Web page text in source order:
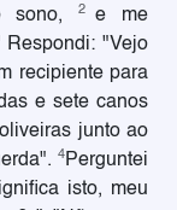
sono,
2
e me
Respondi: "Vejo
recipiente para
e sete canos
junto ao
4 Perguntei
isto, meu